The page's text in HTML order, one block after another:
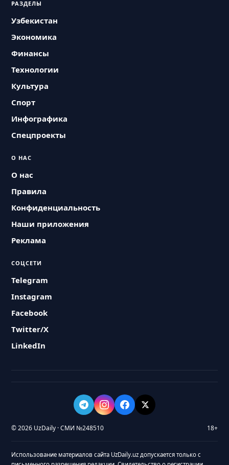
РАЗДЕЛЫ
Узбекистан
Экономика
Финансы
Технологии
Культура
Спорт
Инфографика
Спецпроекты
О НАС
О нас
Правила
Конфиденциальность
Наши приложения
Реклама
СОЦСЕТИ
Telegram
Instagram
Facebook
Twitter/X
LinkedIn
© 2026 UzDaily · СМИ №248510 18+
Использование материалов сайта UzDaily.uz допускается только с